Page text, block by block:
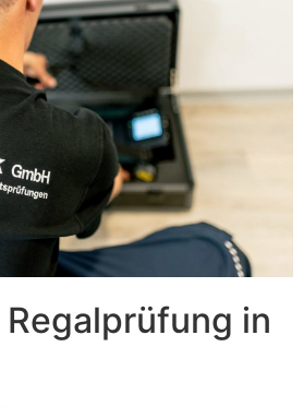
in